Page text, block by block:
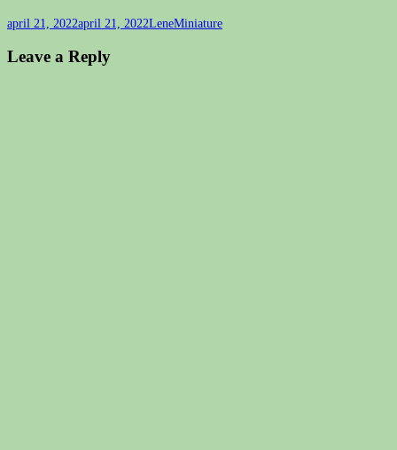
Udgivet
april 21, 2022april 21, 2022Forfatter
LeneKategorier
Miniature
Leave a Reply